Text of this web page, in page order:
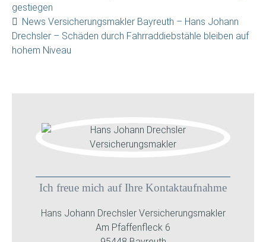
gestiegen
News Versicherungsmakler Bayreuth – Hans Johann
Drechsler – Schäden durch Fahrraddiebstähle bleiben auf
hohem Niveau
Ich freue mich auf Ihre Kontaktaufnahme
Hans Johann Drechsler Versicherungsmakler
Am Pfaffenfleck 6